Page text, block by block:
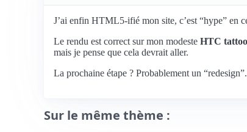
J’ai enfin HTML5-ifié mon site, c’est “hype” en
Le rendu est correct sur mon modeste HTC tattoo
mais je pense que cela devrait aller.
La prochaine étape ? Probablement un “redesign”.
Sur le même thème :